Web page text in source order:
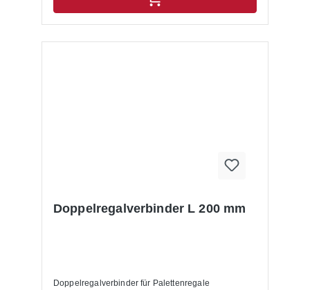
Doppelregalverbinder L 200 mm
Doppelregalverbinder für Palettenregale